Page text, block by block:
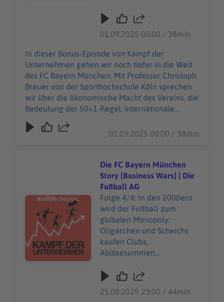
https://art19.com/privacy.
Die Datenschutzrichtlinien
für Kalifornien sind unter
do-not-sell-my-info
abrufbar.
Köln sprechen wir über die
Vereins, die Bedeutung der
50+1-Regel, internationale
Vermarktung, Investoren
und die Frage, ob Bayern in
der Bundesliga überhaupt
noch einzuholen ist. Vom
legendären „Festgeldkonto“
bis zur Allianz Arena – wir
Bayern zum
warum er sportlich wie
wirtschaftlich so weit vor
der Konkurrenz liegt.
Unsere allgemeinen
Datenschutzrichtlinien
finden Sie unter
https://art19.com/privacy.
Die Datenschutzrichtlinien
für Kalifornien sind unter
do-not-sell-my-info
abrufbar.
01.09.2025 00:00 / 38min
In dieser Bonus-Episode von Kampf der
Unternehmen gehen wir noch tiefer in die Welt
des FC Bayern München. Mit Professor Christoph
Breuer von der Sporthochschule Köln sprechen
wir über die ökonomische Macht des Vereins, die
Bedeutung der 50+1-Regel, internationale
Vermarktung, Investoren und die Frage, ob
Bayern in der Bundesliga überhaupt noch
FC Bayern zum Fußballkonzern wurde und
warum er sportlich wie wirtschaftlich so weit vor
der Konkurrenz liegt. Unsere allgemeinen
Datenschutzrichtlinien finden Sie unter
https://art19.com/privacy. Die
Datenschutzrichtlinien für Kalifornien sind unter
https://art19.com/privacy#do-not-sell-my-info
abrufbar.
01.09.2025 00:00 / 38min
Audiotitel - Die FC Bayern München Story [Business
Die FC Bayern München
Story [Business Wars] | Die
Fußball AG
Folge 4/4: In den 2000ern
wird der Fußball zum
globalen Monopoly:
Oligarchen und Scheichs
kaufen Clubs,
Ablösesummen
müssen erschlossen
muss sich der FC Bayern
25.08.2025 23:00 / 44min